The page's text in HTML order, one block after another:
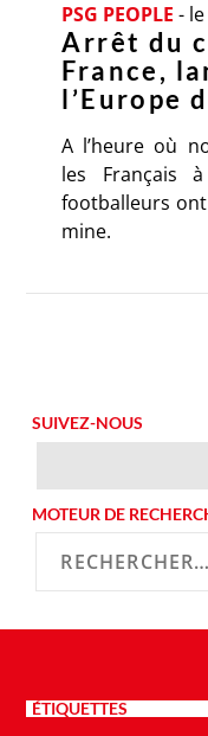
PSG PEOPLE -
Arrêt du
France,
l’Europe
A l’heure où
les Français
footballeurs
mine.
SUIVEZ-NOUS
MOTEUR DE
ÉTIQUETTES